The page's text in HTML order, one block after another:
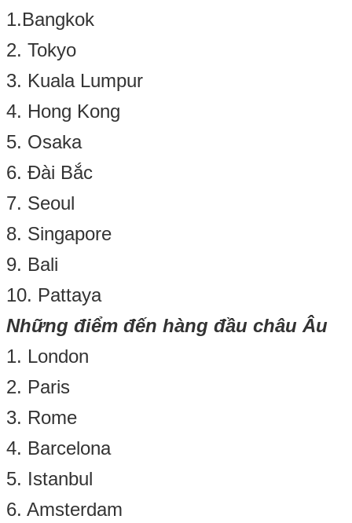
1.Bangkok
2. Tokyo
3. Kuala Lumpur
4. Hong Kong
5. Osaka
6. Đài Bắc
7. Seoul
8. Singapore
9. Bali
10. Pattaya
Những điểm đến hàng đầu châu Âu
1. London
2. Paris
3. Rome
4. Barcelona
5. Istanbul
6. Amsterdam